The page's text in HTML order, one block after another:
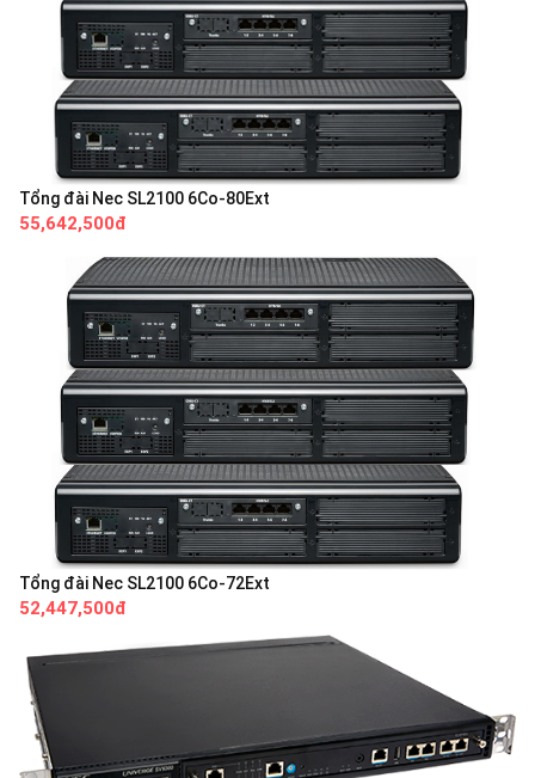
Tổng đài Nec SL2100 6Co-80Ext
55,642,500đ
Tổng đài Nec SL2100 6Co-72Ext
52,447,500đ